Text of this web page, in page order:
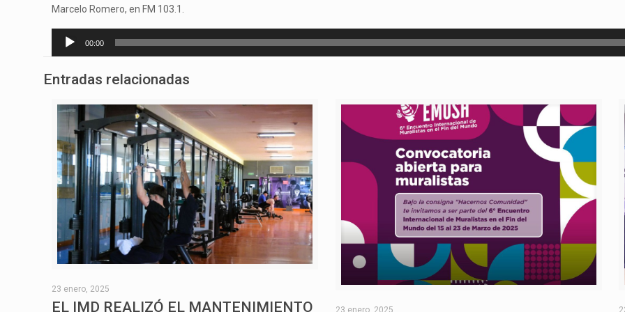
Marcelo Romero, en FM 103.1.
Reproductor
00:00
Entradas relacionadas
23 enero, 2025
EL IMD REALIZÓ EL MANTENIMIENTO